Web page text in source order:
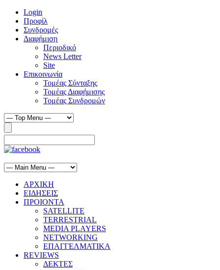
Login
Προφίλ
Συνδρομές
Διαφήμιση
Περιοδικό
News Letter
Site
Επικοινωνία
Τομέας Σύνταξης
Τομέας Διαφήμισης
Τομέας Συνδρομών
ΑΡΧΙΚΗ
ΕΙΔΗΣΕΙΣ
ΠΡΟΙΟΝΤΑ
SATELLITE
TERRESTRIAL
MEDIA PLAYERS
NETWORKING
ΕΠΑΓΓΕΛΜΑΤΙΚΑ
REVIEWS
ΔΕΚΤΕΣ